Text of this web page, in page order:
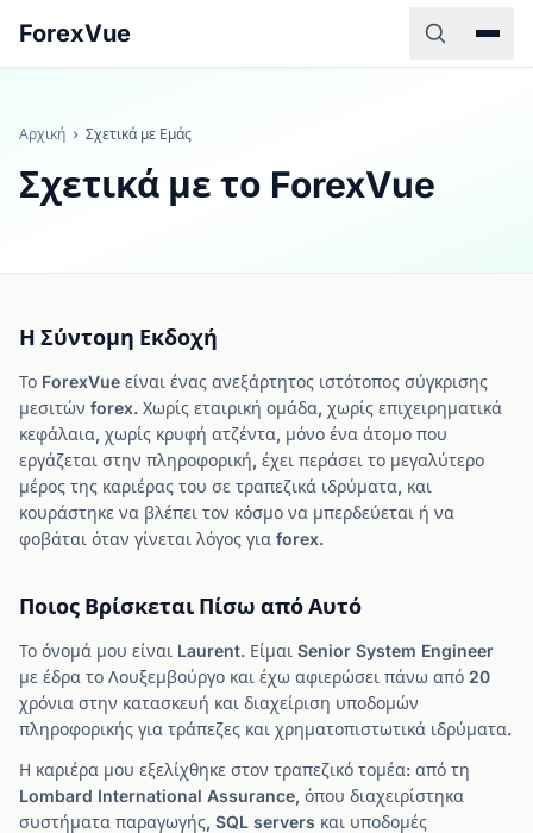
ForexVue
Αρχική › Σχετικά με Εμάς
Σχετικά με το ForexVue
Η Σύντομη Εκδοχή
Το ForexVue είναι ένας ανεξάρτητος ιστότοπος σύγκρισης
μεσιτών forex. Χωρίς εταιρική ομάδα, χωρίς επιχειρηματικά
κεφάλαια, χωρίς κρυφή ατζέντα, μόνο ένα άτομο που
εργάζεται στην πληροφορική, έχει περάσει το μεγαλύτερο
μέρος της καριέρας του σε τραπεζικά ιδρύματα, και
κουράστηκε να βλέπει τον κόσμο να μπερδεύεται ή να
φοβάται όταν γίνεται λόγος για forex.
Ποιος Βρίσκεται Πίσω από Αυτό
Το όνομά μου είναι Laurent. Είμαι Senior System Engineer
με έδρα το Λουξεμβούργο και έχω αφιερώσει πάνω από 20
χρόνια στην κατασκευή και διαχείριση υποδομών
πληροφορικής για τράπεζες και χρηματοπιστωτικά ιδρύματα.
Η καριέρα μου εξελίχθηκε στον τραπεζικό τομέα: από τη
Lombard International Assurance, όπου διαχειρίστηκα
συστήματα παραγωγής, SQL servers και υποδομές